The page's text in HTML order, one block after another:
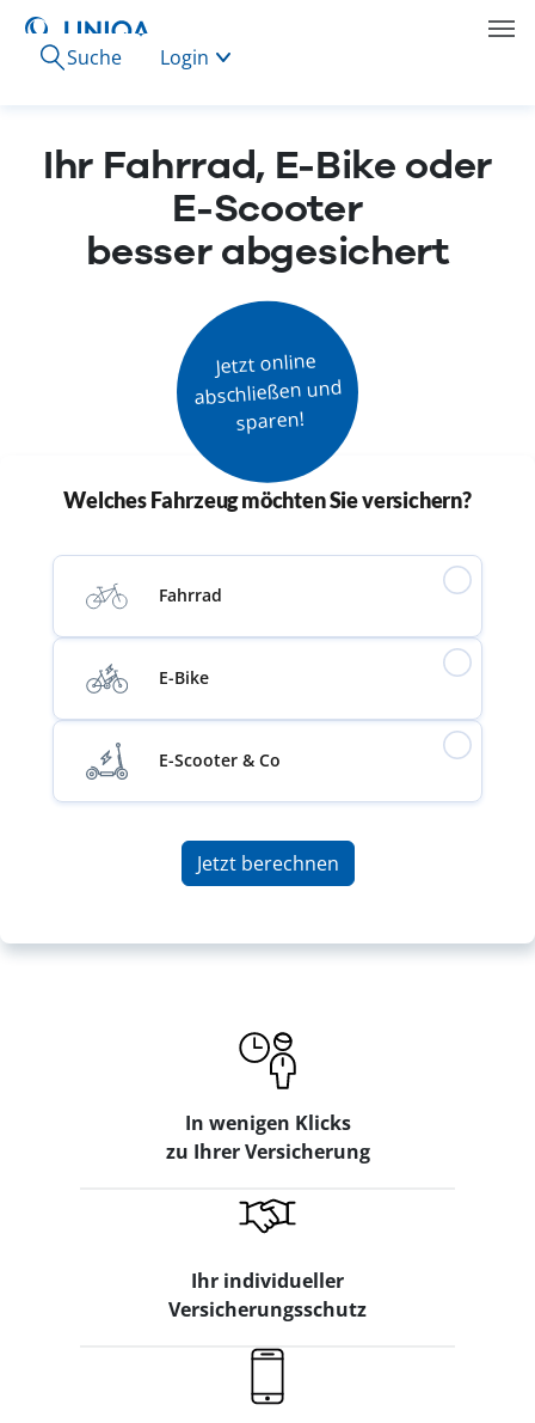
Suche Login
Ihr Fahrrad, E-Bike oder
E-Scooter
besser abgesichert
Jetzt online
abschließen und
sparen!
Welches Fahrzeug möchten Sie versichern?
Fahrrad
E-Bike
E-Scooter & Co
Jetzt berechnen
In wenigen Klicks
zu Ihrer Versicherung
Ihr individueller
Versicherungsschutz